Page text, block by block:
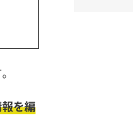
を編